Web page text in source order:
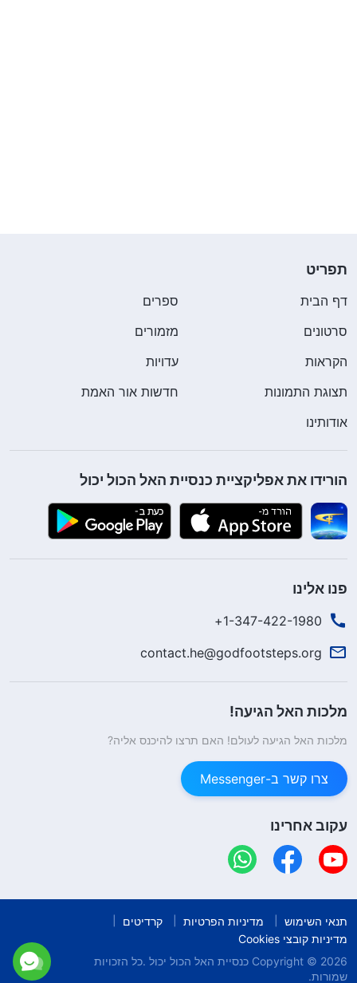
תפריט
דף הבית
ספרים
סרטונים
מזמורים
הקראות
עדויות
תצוגת התמונות
חדשות אור האמת
אודותינו
הורידו את אפליקציית כנסיית האל הכול יכול
פנו אלינו
1-347-422-1980+
contact.he@godfootsteps.org
מלכות האל הגיעה!
מלכות האל הגיעה לעולם! האם תרצו להיכנס אליה?
צרו קשר ב-Messenger
עקוב אחרינו
תנאי השימוש מדיניות הפרטיות
קרדיטים
מדיניות קובצי Cookies
Copyright © 2026 כנסיית האל הכול יכול .כל הזכויות
שמורות.